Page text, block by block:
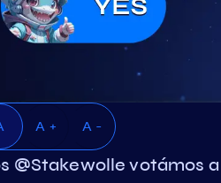
A + A -
@Stakewolle votámos